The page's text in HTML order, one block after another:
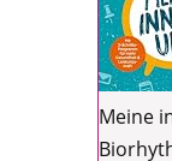
Meine